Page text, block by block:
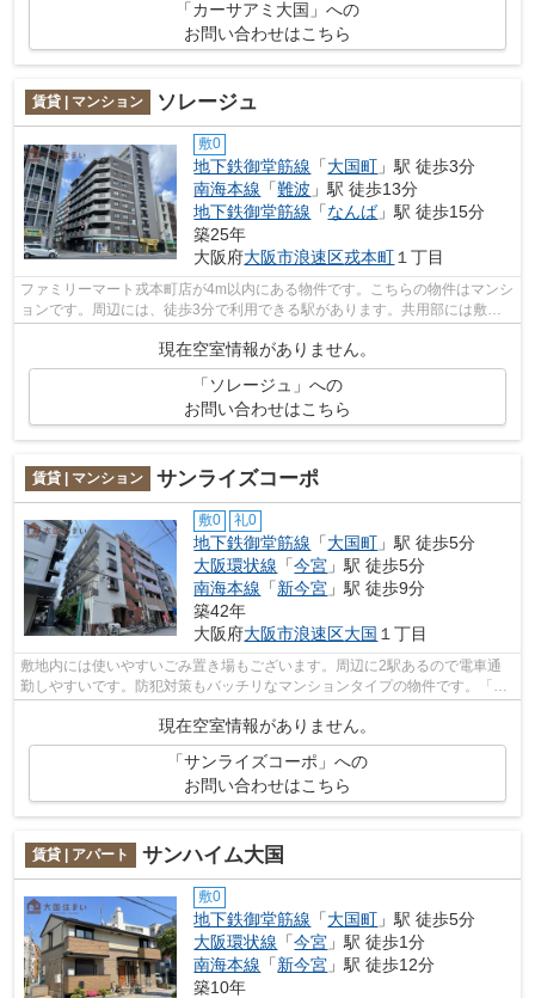
「カーサアミ大国」への
お問い合わせはこちら
賃貸 | マンション ソレージュ
敷0
地下鉄御堂筋線 「大国町 」駅 徒歩3分
南海本線 「難波 」駅 徒歩13分
地下鉄御堂筋線 「なんば」駅 徒歩15分
築25年
大阪府大阪市浪速区戎本町１丁目
ファミリーマート戎本町店が4m以内にある物件です。こちらの物件はマンシ
ョンです。周辺には、徒歩3分で利用できる駅があります。共用部には敷地
現在空室情報がありません。
「ソレージュ」への
お問い合わせはこちら
賃貸 | マンション サンライズコーポ
敷0 礼0
地下鉄御堂筋線 「大国町 」駅 徒歩5分
大阪環状線 「今宮 」駅 徒歩5分
南海本線 「新今宮 」駅 徒歩9分
築42年
大阪府大阪市浪速区大国 １丁目
敷地内には使いやすいごみ置き場もございます。周辺に2駅あるので電車通
勤しやすいです。防犯対策もバッチリなマンションタイプの物件です。「サ
現在空室情報がありません。
「サンライズコーポ」への
お問い合わせはこちら
賃貸 | アパート サンハイム大国
敷0
地下鉄御堂筋線 「大国町 」駅 徒歩5分
大阪環状線 「今宮 」駅 徒歩1分
南海本線 「新今宮 」駅 徒歩12分
築10年